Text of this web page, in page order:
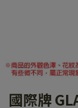
國際牌